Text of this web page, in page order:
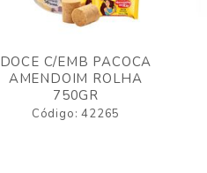
DOCE C/EMB PACOCA
AMENDOIM ROLHA
750GR
Código: 42265